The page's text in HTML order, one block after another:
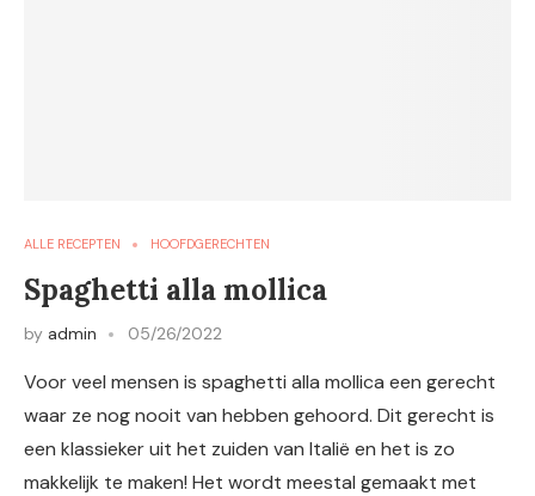
ALLE RECEPTEN HOOFDGERECHTEN
Spaghetti alla mollica
by admin 05/26/2022
Voor veel mensen is spaghetti alla mollica een gerecht
waar ze nog nooit van hebben gehoord. Dit gerecht is
een klassieker uit het zuiden van Italië en het is zo
makkelijk te maken! Het wordt meestal gemaakt met